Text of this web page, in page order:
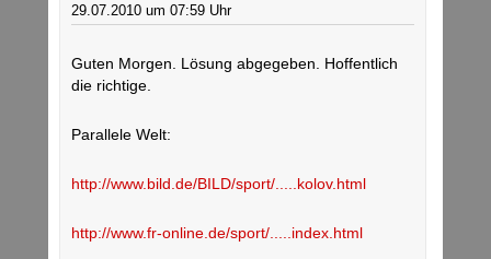
29.07.2010 um 07:59 Uhr
Guten Morgen. Lösung abgegeben. Hoffentlich
die richtige.
Parallele Welt:
http://www.bild.de/BILD/sport/.....kolov.html
http://www.fr-online.de/sport/.....index.html